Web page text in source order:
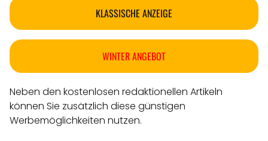
KLASSISCHE ANZEIGE
WINTER ANGEBOT
Neben den kostenlosen redaktionellen Artikeln
können Sie zusätzlich diese günstigen
Werbemöglichkeiten nutzen.